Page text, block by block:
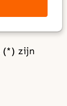
(*) zijn